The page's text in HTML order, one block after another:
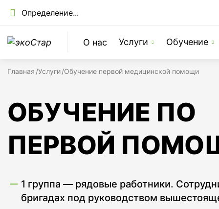
Определение...
О нас Услуги Обучение
Главная Услуги Обучение первой медицинской помощи
ОБУЧЕНИЕ ПО
ПЕРВОЙ
1 группа — рядовые работники.
бригадах под руководством
Какая услуга вас
Аудит